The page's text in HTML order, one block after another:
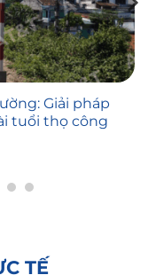
Giải pháp
tuổi thọ công
TẾ